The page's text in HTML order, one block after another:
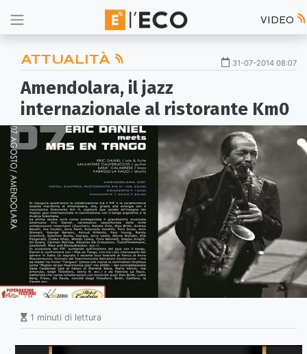
VIDEO
ATTUALITÀ 31-07-2014 08:07
Amendolara, il jazz
internazionale al ristorante Km0
1 minuti di lettura